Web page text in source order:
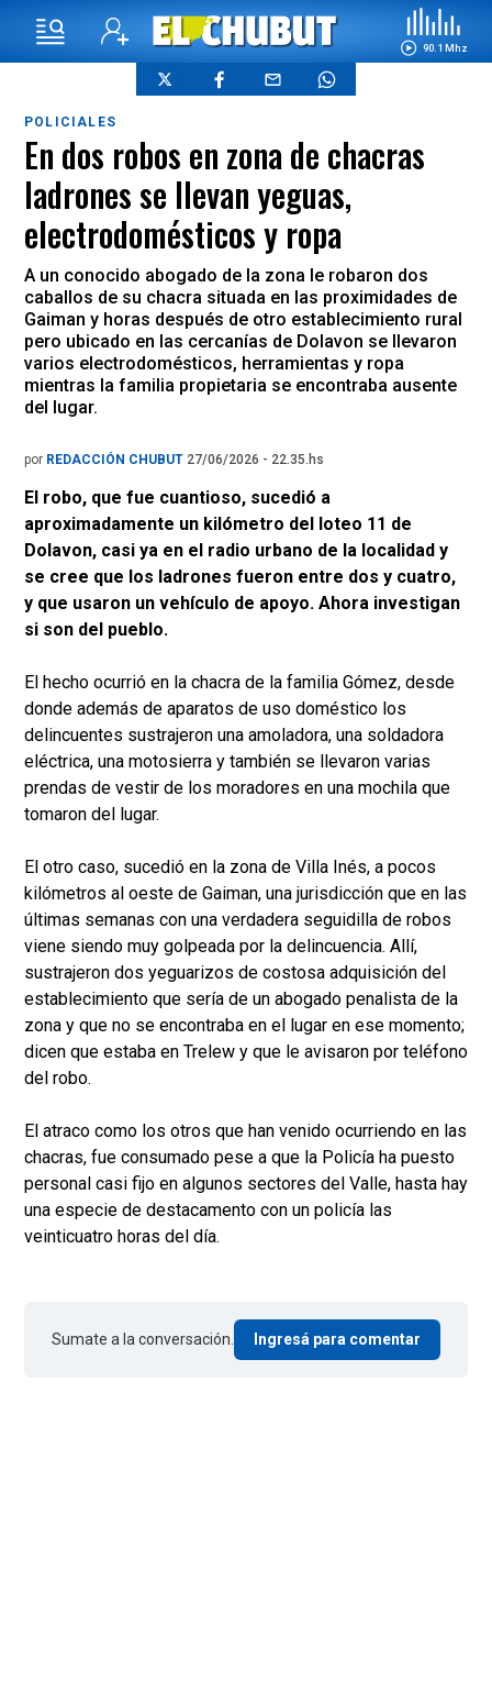
90.1 Mhz
POLICIALES
En dos robos en zona de chacras
ladrones se llevan yeguas,
electrodomésticos y ropa
A un conocido abogado de la zona le robaron dos
caballos de su chacra situada en las proximidades de
Gaiman y horas después de otro establecimiento rural
pero ubicado en las cercanías de Dolavon se llevaron
varios electrodomésticos, herramientas y ropa
mientras la familia propietaria se encontraba ausente
del lugar.
por REDACCIÓN CHUBUT 27/06/2026 - 22.35.hs
El robo, que fue cuantioso, sucedió a
aproximadamente un kilómetro del loteo 11 de
Dolavon, casi ya en el radio urbano de la localidad y
se cree que los ladrones fueron entre dos y cuatro,
y que usaron un vehículo de apoyo. Ahora investigan
si son del pueblo.
El hecho ocurrió en la chacra de la familia Gómez, desde
donde además de aparatos de uso doméstico los
delincuentes sustrajeron una amoladora, una soldadora
eléctrica, una motosierra y también se llevaron varias
prendas de vestir de los moradores en una mochila que
tomaron del lugar.
El otro caso, sucedió en la zona de Villa Inés, a pocos
kilómetros al oeste de Gaiman, una jurisdicción que en las
últimas semanas con una verdadera seguidilla de robos
viene siendo muy golpeada por la delincuencia. Allí,
sustrajeron dos yeguarizos de costosa adquisición del
establecimiento que sería de un abogado penalista de la
zona y que no se encontraba en el lugar en ese momento;
dicen que estaba en Trelew y que le avisaron por teléfono
del robo.
El atraco como los otros que han venido ocurriendo en las
chacras, fue consumado pese a que la Policía ha puesto
personal casi fijo en algunos sectores del Valle, hasta hay
una especie de destacamento con un policía las
veinticuatro horas del día.
Sumate a la conversación. Ingresá para comentar